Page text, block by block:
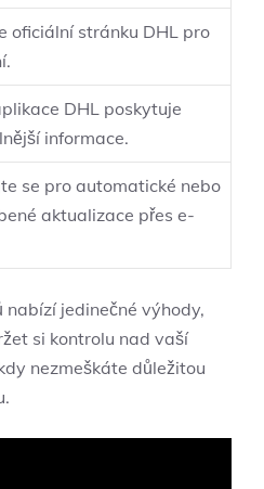
oficiální stránku DHL pro
DHL poskytuje
informace.
se pro automatické nebo
aktualizace přes e-
jedinečné výhody,
si kontrolu nad vaší
nezmeškáte důležitou